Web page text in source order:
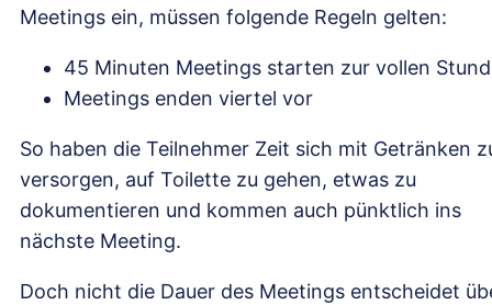
Meetings ein, müssen folgende Regeln gelten:
45 Minuten Meetings starten zur vollen
Meetings enden viertel vor
So haben die Teilnehmer Zeit sich mit Getränken
versorgen, auf Toilette zu gehen, etwas zu
dokumentieren und kommen auch pünktlich ins
nächste Meeting.
Doch nicht die Dauer des Meetings entscheidet